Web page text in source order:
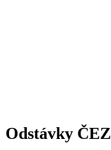
Odstávky ČEZ